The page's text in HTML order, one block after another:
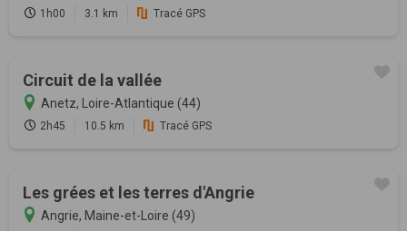
1h00 3.1 km Tracé GPS
Circuit de la vallée
Anetz, Loire-Atlantique (44)
2h45 10.5 km Tracé GPS
Les grées et les terres d'Angrie
Angrie, Maine-et-Loire (49)